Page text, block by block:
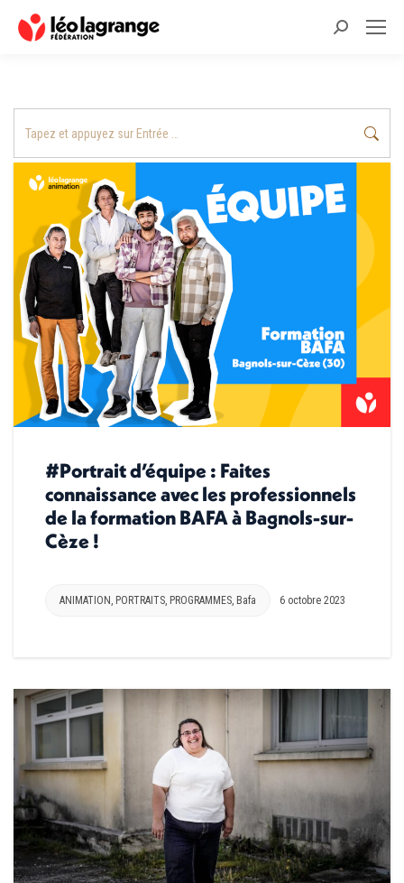
Recherche
#Portrait d’équipe : Faites
connaissance avec les professionnels
de la formation BAFA à Bagnols-sur-
Cèze !
ANIMATION, PORTRAITS, PROGRAMMES, Bafa 6 octobre 2023